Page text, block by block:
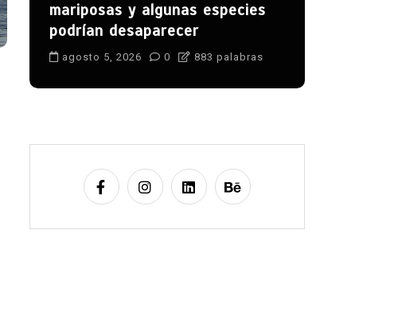
mariposas y algunas especies
podrían desaparecer
agosto 5, 2026 0 883 palabras